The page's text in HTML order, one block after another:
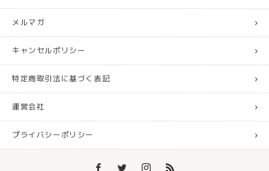
メルマガ
キャンセルポリシー
特定商取引法に基づく表記
運営会社
プライバシーポリシー